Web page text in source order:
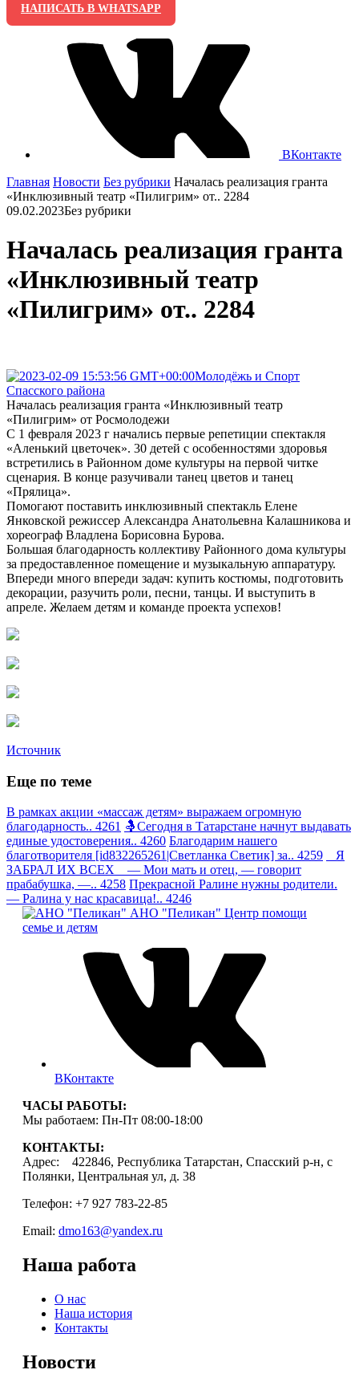
НАПИСАТЬ В WHATSAPP
ВКонтакте
Главная Новости Без рубрики Началась реализация гранта
«Инклюзивный театр «Пилигрим» от.. 2284
09.02.2023Без рубрики
Началась реализация гранта
«Инклюзивный театр
«Пилигрим» от.. 2284
Молодёжь и Спорт
Спасского района
Началась реализация гранта «Инклюзивный театр
«Пилигрим» от Росмолодежи
С 1 февраля 2023 г начались первые репетиции спектакля
«Аленький цветочек». 30 детей с особенностями здоровья
встретились в Районном доме культуры на первой читке
сценария. В конце разучивали танец цветов и танец
«Прялица».
Помогают поставить инклюзивный спектакль Елене
Янковской режиссер Александра Анатольевна Калашникова и
хореограф Владлена Борисовна Бурова.
Большая благодарность коллективу Районного дома культуры
за предоставленное помещение и музыкальную аппаратуру.
Впереди много впереди задач: купить костюмы, подготовить
декорации, разучить роли, песни, танцы. И выступить в
апреле. Желаем детям и команде проекта успехов!
Источник
Еще по теме
В рамках акции «массаж детям» выражаем огромную
благодарность.. 4261 🤱Сегодня в Татарстане начнут выдавать
единые удостоверения.. 4260 Благодарим нашего
благотворителя [id832265261|Светланка Светик] за.. 4259
Я
ЗАБРАЛ ИХ ВСЕХ — Мои мать и отец, — говорит
прабабушка, —.. 4258 Прекрасной Ралине нужны родители.
— Ралина у нас красавица!.. 4246
АНО "Пеликан" Центр помощи
семье и детям
ВКонтакте
ЧАСЫ РАБОТЫ:
Мы работаем: Пн-Пт 08:00-18:00
КОНТАКТЫ:
Адрес: 422846, Республика Татарстан, Спасский р-н, с
Полянки, Центральная ул, д. 38
Телефон: +7 927 783-22-85
Email: dmo163@yandex.ru
Наша работа
О нас
Наша история
Контакты
Новости